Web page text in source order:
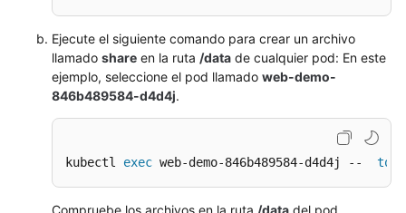
Ejecute el siguiente comando para crear un archivo
llamado share en la ruta /data de cualquier pod: En este
ejemplo, seleccione el pod llamado web-demo-
846b489584-d4d4j.
kubectl exec web-demo-846b489584-d4d4j --
Compruebe los archivos en la ruta /data del pod.